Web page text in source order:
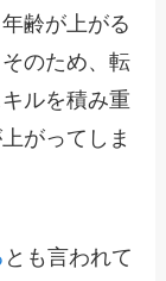
齢が上がる
のため、転
ルを積み重
がってしま
とも言われて